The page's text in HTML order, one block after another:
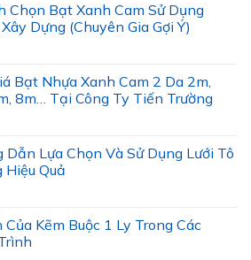
Chọn Bạt Xanh Cam Sử Dụng
Dựng (Chuyên Gia Gợi Ý)
Bạt Nhựa Xanh Cam 2 Da 2m,
8m… Tại Công Ty Tiến Trường
Dẫn Lựa Chọn Và Sử Dụng Lưới Tô
Hiệu Quả
Của Kẽm Buộc 1 Ly Trong Các